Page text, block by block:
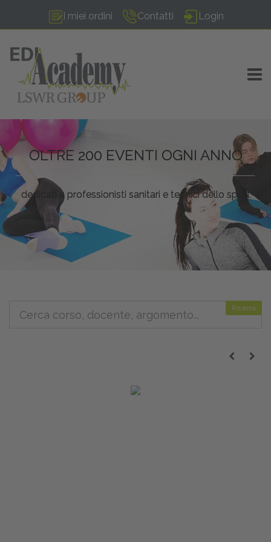
I miei ordini Contatti Login
OLTRE 200 EVENTI OGNI ANNO
dedicati a professionisti sanitari e tecnici dello sport
Ricerca